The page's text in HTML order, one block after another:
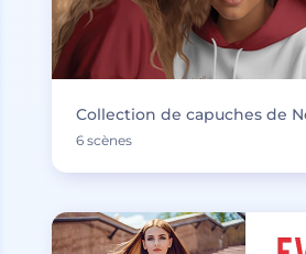
Collection de capuches de
6 scènes